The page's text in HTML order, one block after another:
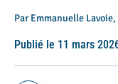
Par Emmanuelle
Publié le 11 mars